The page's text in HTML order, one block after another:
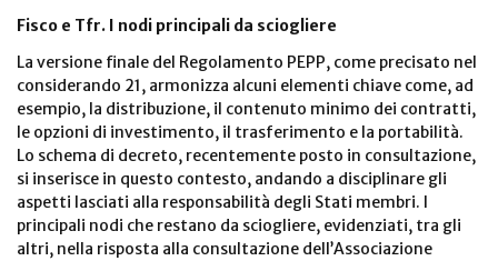
Fisco e Tfr. I nodi principali da sciogliere
La versione finale del Regolamento PEPP, come precisato nel
considerando 21, armonizza alcuni elementi chiave come, ad
esempio, la distribuzione, il contenuto minimo dei contratti,
le opzioni di investimento, il trasferimento e la portabilità.
Lo schema di decreto, recentemente posto in consultazione,
si inserisce in questo contesto, andando a disciplinare gli
aspetti lasciati alla responsabilità degli Stati membri. I
principali nodi che restano da sciogliere, evidenziati, tra gli
altri, nella risposta alla consultazione dell’Associazione